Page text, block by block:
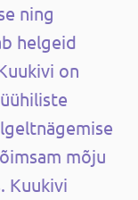
ning
helgeid
on
mõju
Kuukivi